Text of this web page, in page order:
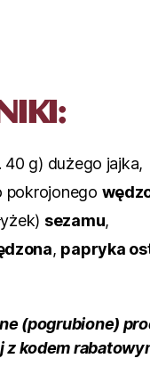
40 g) dużego jajka,
pokrojonego
sezamu,
, papryka
(pogrubione)
kodem